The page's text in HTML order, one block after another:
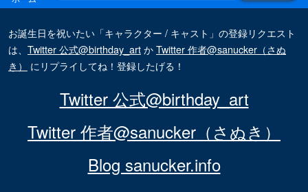
お誕生日を祝いたい「キャラクター / キャスト」の登録リクエスト
は、 Twitter 公式@birthday_artかTwitter 作者@sanucker（さぬ
き）
にリプライしてね！登録したげる！
Twitter 公式@birthday_art
Twitter 作者@sanucker（さぬき）
Blog sanucker.info